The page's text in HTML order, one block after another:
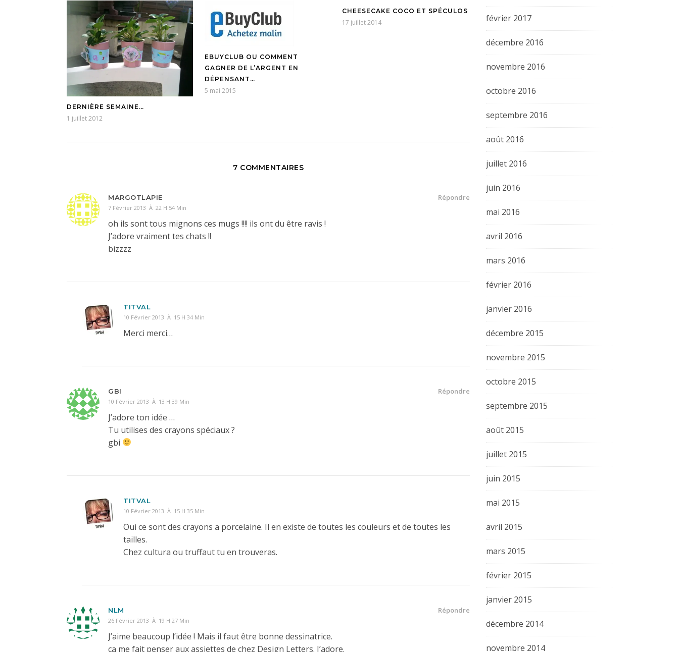
DERNIÈRE SEMAINE…
1 juillet 2012
EBUYCLUB OU COMMENT
GAGNER DE L’ARGENT EN
DÉPENSANT…
5 mai 2015
CHEESECAKE COCO ET SPÉCULOS
17 juillet 2014
7 COMMENTAIRES
MARGOTLAPIE
7 Février 2013 À 22 H 54 Min
Répondre
oh ils sont tous mignons ces mugs !!!! ils ont du être ravis !
J’adore vraiment tes chats !!
bizzzz
TITVAL
10 Février 2013 À 15 H 34 Min
Merci merci…
GBI
10 Février 2013 À 13 H 39 Min
Répondre
J’adore ton idée …
Tu utilises des crayons spéciaux ?
gbi
TITVAL
10 Février 2013 À 15 H 35 Min
Oui ce sont des crayons a porcelaine. Il en existe de toutes les couleurs et de toutes les
tailles.
Chez cultura ou truffaut tu en trouveras.
NLM
26 Février 2013 À 19 H 27 Min
Répondre
J’aime beaucoup l’idée ! Mais il faut être bonne dessinatrice.
ça me fait penser aux assiettes de chez Design Letters. J’adore.
février 2017
décembre 2016
novembre 2016
octobre 2016
septembre 2016
août 2016
juillet 2016
juin 2016
mai 2016
avril 2016
mars 2016
février 2016
janvier 2016
décembre 2015
novembre 2015
octobre 2015
septembre 2015
août 2015
juillet 2015
juin 2015
mai 2015
avril 2015
mars 2015
février 2015
janvier 2015
décembre 2014
novembre 2014